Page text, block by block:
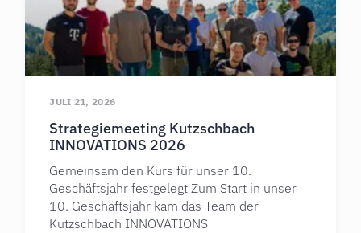
Strategiemeeting Kutzschbach
INNOVATIONS 2026
Gemeinsam den Kurs für unser 10.
Geschäftsjahr festgelegt Zum Start in unser
10. Geschäftsjahr kam das Team der
Kutzschbach INNOVATIONS
JULI 21, 2026